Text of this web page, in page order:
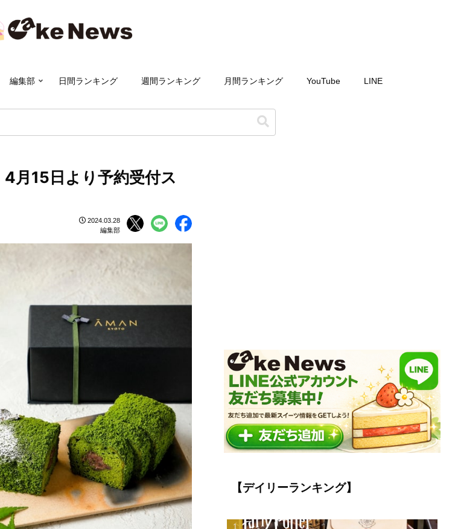
編集部 日間ランキング 週間ランキング 月間ランキング YouTube LINE
月15日より予約受付ス
2024.03.28
編集部
【デイリーランキング】